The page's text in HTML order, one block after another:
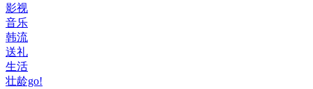
影视
音乐
韩流
送礼
生活
壮龄go!